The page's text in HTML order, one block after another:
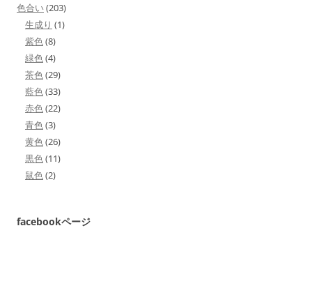
色合い(203)
生成り (1)
紫色(8)
緑色(4)
茶色(29)
藍色(33)
赤色(22)
青色(3)
黄色(26)
黒色(11)
鼠色(2)
facebookページ